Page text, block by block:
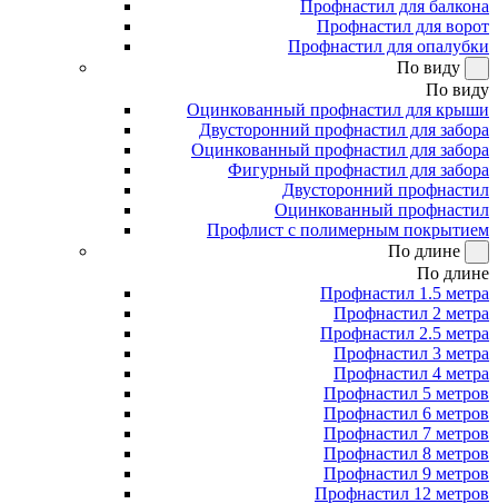
Профнастил для балкона
Профнастил для ворот
Профнастил для опалубки
По виду
По виду
Оцинкованный профнастил для крыши
Двусторонний профнастил для забора
Оцинкованный профнастил для забора
Фигурный профнастил для забора
Двусторонний профнастил
Оцинкованный профнастил
Профлист с полимерным покрытием
По длине
По длине
Профнастил 1.5 метра
Профнастил 2 метра
Профнастил 2.5 метра
Профнастил 3 метра
Профнастил 4 метра
Профнастил 5 метров
Профнастил 6 метров
Профнастил 7 метров
Профнастил 8 метров
Профнастил 9 метров
Профнастил 12 метров